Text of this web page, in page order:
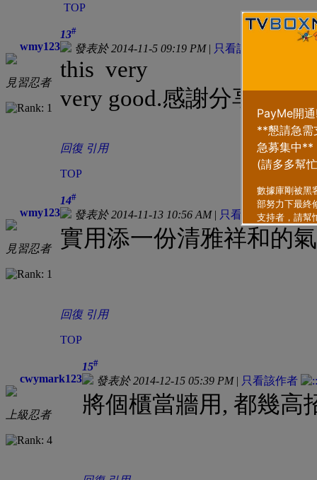
TOP
wmy123
見習忍者
13#
發表於 2014-11-5 09:19 PM| 只看該作者
this very
very good.感謝分享
回復 引用
TOP
wmy123
見習忍者
14#
發表於 2014-11-13 10:56 AM| 只看該作者
實用添一份清雅祥和的
回復 引用
TOP
cwymark123
上級忍者
15#
發表於 2014-12-15 05:39 PM| 只看該作者
將個櫃當牆用, 都幾高